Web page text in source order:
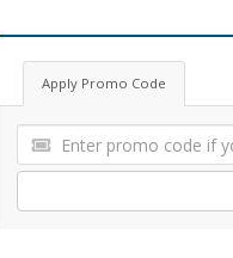
Apply Promo Code